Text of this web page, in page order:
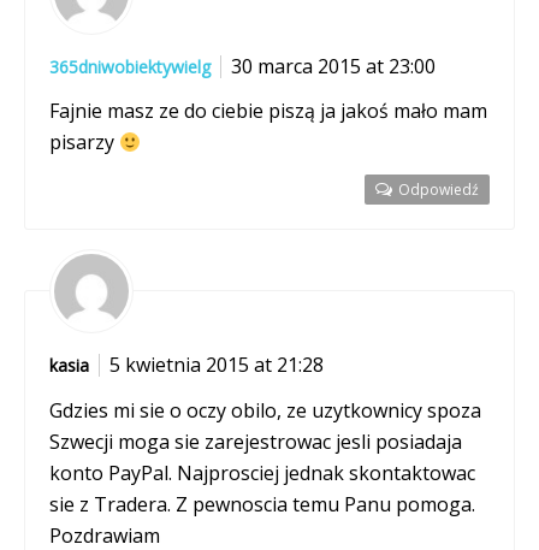
365dniwobiektywielg
30 marca 2015 at 23:00
Fajnie masz ze do ciebie piszą ja jakoś mało mam
pisarzy
Odpowiedź
kasia
5 kwietnia 2015 at 21:28
Gdzies mi sie o oczy obilo, ze uzytkownicy spoza
Szwecji moga sie zarejestrowac jesli posiadaja
konto PayPal. Najprosciej jednak skontaktowac
sie z Tradera. Z pewnoscia temu Panu pomoga.
Pozdrawiam